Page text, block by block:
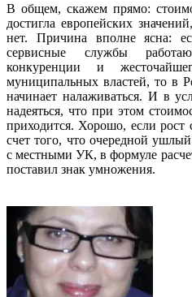
В общем, скажем прямо:
достигла европейских
нет. Причина вполне ясна:
сервисные службы
конкуренции и
муниципальных властей, то в
начинает налаживаться. И в
надеяться, что при этом
приходится. Хорошо, если рост
счет того, что очередной
с местными УК, в формуле
поставил знак умножения.